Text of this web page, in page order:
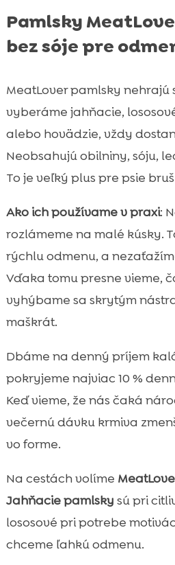
Pamlsky
bez sóje pre
MeatLover pamlsky nehrajú
vyberáme jahňacie,
alebo hovädzie, vždy
Neobsahujú obilniny, sóju,
To je veľký plus pre psie
Ako ich používame v praxi:
rozlámeme na malé kúsky.
rýchlu odmenu, a
Vďaka tomu presne vieme,
vyhýbame sa skrytým
maškrát.
Dbáme na denný príjem
pokryjeme najviac 10 %
Keď vieme, že nás čaká
večernú dávku krmiva
vo forme.
Na cestách volíme
Jahňacie pamlsky sú pri
lososové pri potrebe
chceme ľahkú odmenu.